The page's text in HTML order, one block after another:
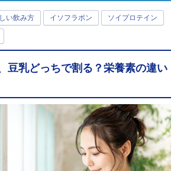
い飲み方 イソフラボン ソイプロテイン
豆乳どっちで割る？栄養素の違い